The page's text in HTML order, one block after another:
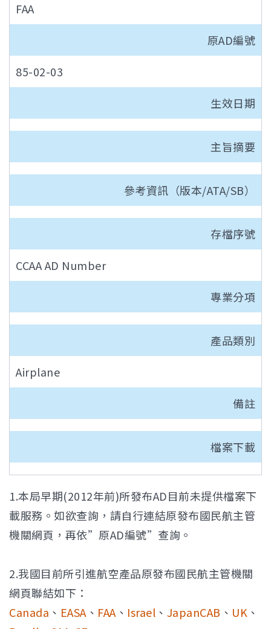
FAA
原AD編號
85-02-03
生效日期
主旨摘要
參考資訊（版本/ATA/SB）
存檔序號
CCAA AD Number
專業分項
產品類別
Airplane
備註
檔案下載
1.本局早期(2012年前)所發布AD目前未提供檔案下
載服務。如欲查詢，請自行連結原發布國民航主管
機關網頁，再依”原AD編號”查詢。
2.我國目前所引進航空產品原發布國民航主管機關
網頁聯結如下：
Canada 、 EASA 、 FAA 、 Israel 、 JapanCAB 、 UK 、